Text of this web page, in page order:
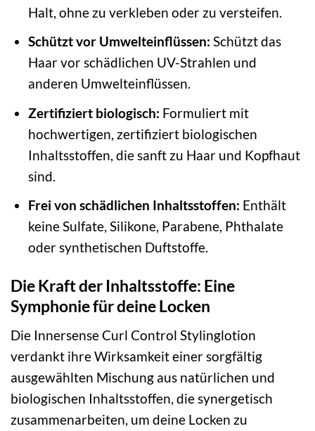
Halt, ohne zu verkleben oder zu versteifen.
Schützt vor Umwelteinflüssen: Schützt das
Haar vor schädlichen UV-Strahlen und
anderen Umwelteinflüssen.
Zertifiziert biologisch: Formuliert mit
hochwertigen, zertifiziert biologischen
Inhaltsstoffen, die sanft zu Haar und Kopfhaut
sind.
Frei von schädlichen Inhaltsstoffen: Enthält
keine Sulfate, Silikone, Parabene, Phthalate
oder synthetischen Duftstoffe.
Die Kraft der Inhaltsstoffe: Eine
Symphonie für deine Locken
Die Innersense Curl Control Stylinglotion
verdankt ihre Wirksamkeit einer sorgfältig
ausgewählten Mischung aus natürlichen und
biologischen Inhaltsstoffen, die synergetisch
zusammenarbeiten, um deine Locken zu